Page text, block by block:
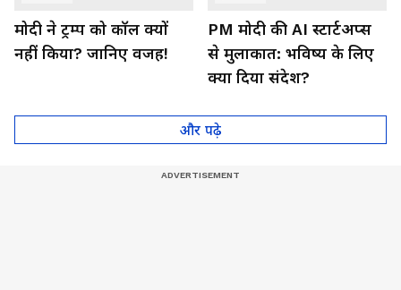
मोदी ने ट्रम्प को कॉल क्यों
नहीं किया? जानिए वजह!
PM मोदी की AI स्टार्टअप्स
से मुलाकात: भविष्य के लिए
क्या दिया संदेश?
और पढ़े